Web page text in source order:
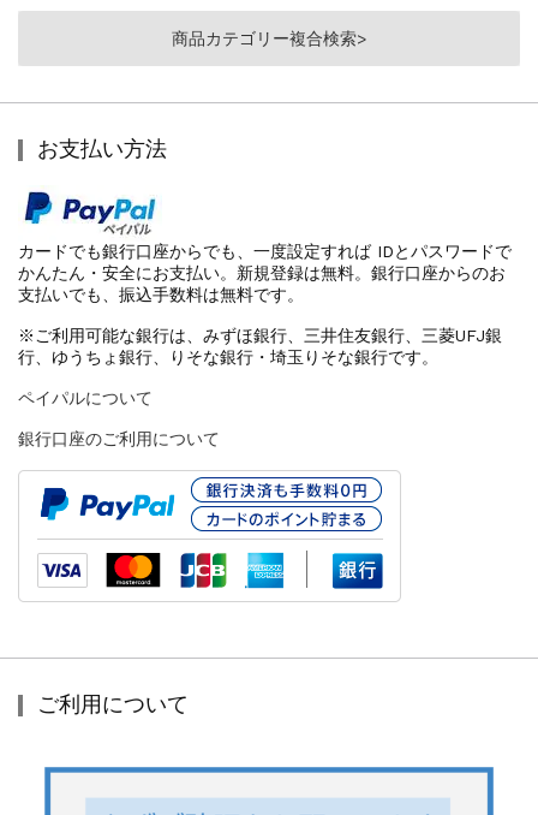
商品カテゴリー複合検索>
お支払い方法
カードでも銀行口座からでも、一度設定すれば IDとパスワードで
かんたん・安全にお支払い。新規登録は無料。銀行口座からのお
支払いでも、振込手数料は無料です。
※ご利用可能な銀行は、みずほ銀行、三井住友銀行、三菱UFJ銀
行、ゆうちょ銀行、りそな銀行・埼玉りそな銀行です。
ペイパルについて
銀行口座のご利用について
ご利用について